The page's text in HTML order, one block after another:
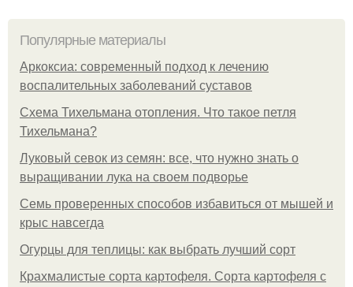
Популярные материалы
Аркоксиа: современный подход к лечению
воспалительных заболеваний суставов
Схема Тихельмана отопления. Что такое петля
Тихельмана?
Луковый севок из семян: все, что нужно знать о
выращивании лука на своем подворье
Семь проверенных способов избавиться от мышей и
крыс навсегда
Огурцы для теплицы: как выбрать лучший сорт
Крахмалистые сорта картофеля. Сорта картофеля с